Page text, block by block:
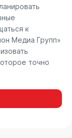
к
Медиа Групп»
точно